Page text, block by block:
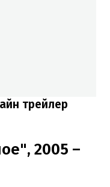
трейлер
2005 –